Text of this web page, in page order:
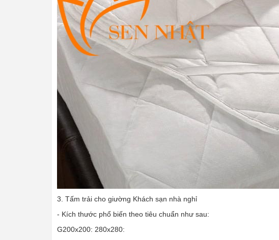
3. Tấm trải cho giường Khách sạn nhà nghỉ
- Kích thước phổ biến theo tiêu chuẩn như sau:
G200x200: 280x280: